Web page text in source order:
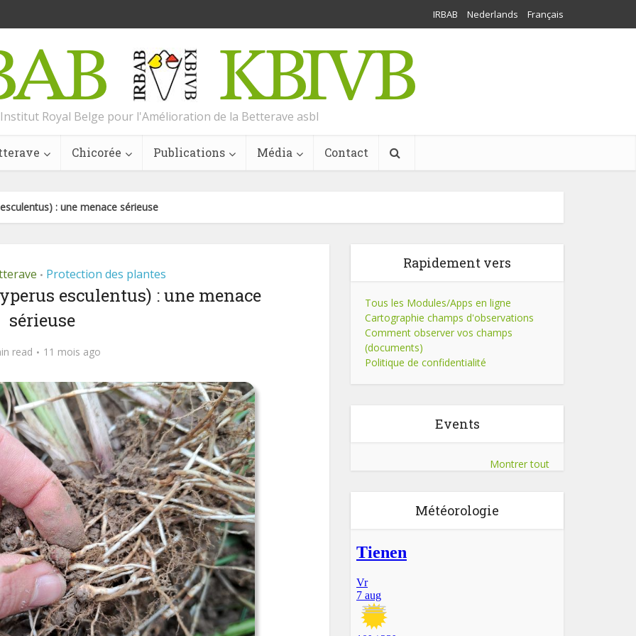
IRBAB Nederlands Français
Institut Royal Belge pour l'Amélioration de la Betterave asbl
Chicorée Publications Média Contact
: une menace sérieuse
• Protection des plantes
esculentus) : une menace
sérieuse
read 11 mois ago
Rapidement vers
Tous les Modules/Apps en ligne
Cartographie champs d'observations
Comment observer vos champs
(documents)
Politique de confidentialité
Events
Montrer tout
Météorologie